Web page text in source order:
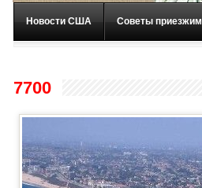
Новости США Советы приезжим
7700